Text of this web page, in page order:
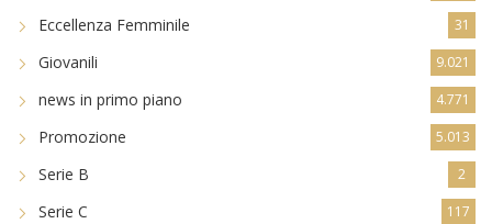
Eccellenza Femminile 31
Giovanili 9.021
news in primo piano 4.771
Promozione 5.013
Serie B 2
Serie C 117